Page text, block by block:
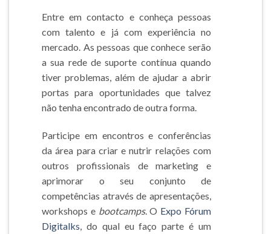
Entre em contacto e conheça pessoas
com talento e já com experiência no
mercado. As pessoas que conhece serão
a sua rede de suporte contínua quando
tiver problemas, além de ajudar a abrir
portas para oportunidades que talvez
não tenha encontrado de outra forma.
Participe em encontros e conferências
da área para criar e nutrir relações com
outros profissionais de marketing e
aprimorar o seu conjunto de
competências através de apresentações,
workshops e bootcamps. O Expo Fórum
Digitalks, do qual eu faço parte é um